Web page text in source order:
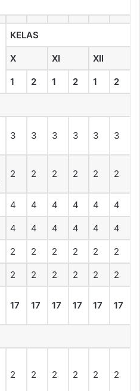
KELAS
X XI XII
1 2 1 2 1 2
3 3 3 3 3 3
2 2 2 2 2 2
4 4 4 4 4 4
4 4 4 4 4 4
2 2 2 2 2 2
2 2 2 2 2 2
17 17 17 17 17 17
2 2 2 2 2 2